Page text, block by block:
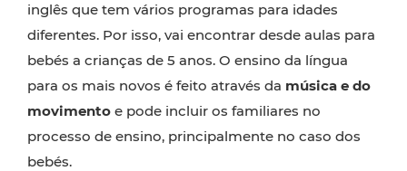
inglês que tem vários programas para idades
diferentes. Por isso, vai encontrar desde aulas para
bebés a crianças de 5 anos. O ensino da língua
para os mais novos é feito através da música e do
movimento e pode incluir os familiares no
processo de ensino, principalmente no caso dos
bebés.